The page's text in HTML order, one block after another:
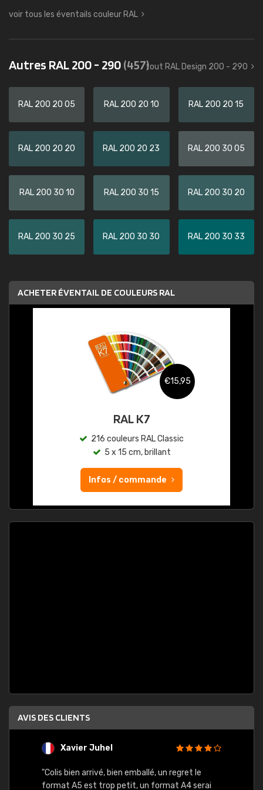
voir tous les éventails couleur RAL
Autres RAL 200 - 290(457)tout RAL Design 200 - 290
RAL 200 20 05 RAL 200 20 10 RAL 200 20 15
RAL 200 20 20 RAL 200 20 23 RAL 200 30 05
RAL 200 30 10 RAL 200 30 15 RAL 200 30 20
RAL 200 30 25 RAL 200 30 30 RAL 200 30 33
ACHETER ÉVENTAIL DE COULEURS RAL
€15,95
RAL K7
216 couleurs RAL Classic
5 x 15 cm, brillant
Infos / commande
AVIS DES CLIENTS
Xavier Juhel
"Colis bien arrivé, bien emballé, un regret le
format A5 est trop petit, un format A4 serai